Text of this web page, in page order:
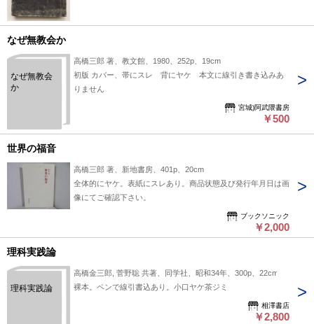
なぜ無教会か
なぜ無教会
か
高橋三郎 著、教文館、1980、252p、19cm
初版 カバー、帯にスレ 背にヤケ 本文に線引き書き込みあ
りません
宮城)阿武隈書房
￥500
世界の福音
高橋三郎 著、新地書房、401p、20cm
全体的にヤケ。表紙にスレあり。商品状態及び発行年月日は画
像にてご確認下さい。
ブックソニック
￥2,000
理科実践論
理科実践論
高橋金三郎, 菅野聡 共著、同学社、昭和34年、300p、22cm
裸本。ペンで線引書込あり。小口ヤケ茶ジミ
相澤書店
￥2,800